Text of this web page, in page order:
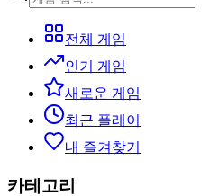
전체 게임
인기 게임
새로운 게임
최근 플레이
내 즐겨찾기
카테고리